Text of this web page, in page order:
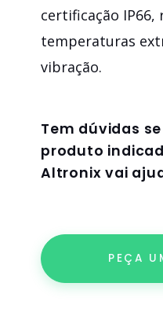
certificação IP66,
temperaturas
vibração.
Tem dúvidas se
produto
Altronix vai
PEÇA